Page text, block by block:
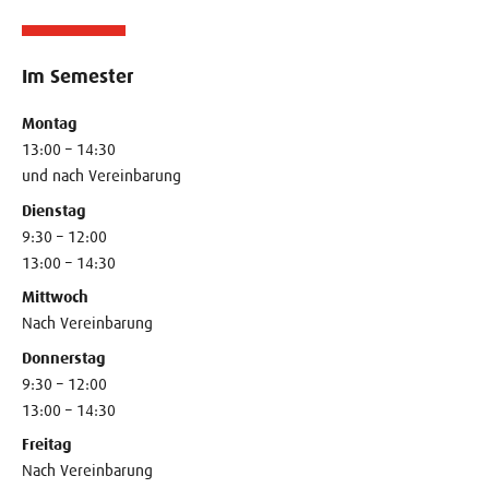
Im Semester
Montag
13:00 – 14:30
und nach Vereinbarung
Dienstag
9:30 – 12:00
13:00 – 14:30
Mittwoch
Nach Vereinbarung
Donnerstag
9:30 – 12:00
13:00 – 14:30
Freitag
Nach Vereinbarung